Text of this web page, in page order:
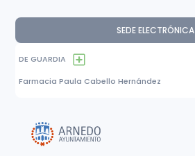
SEDE ELECTRÓNICA
DE GUARDIA
Farmacia Paula Cabello Hernández